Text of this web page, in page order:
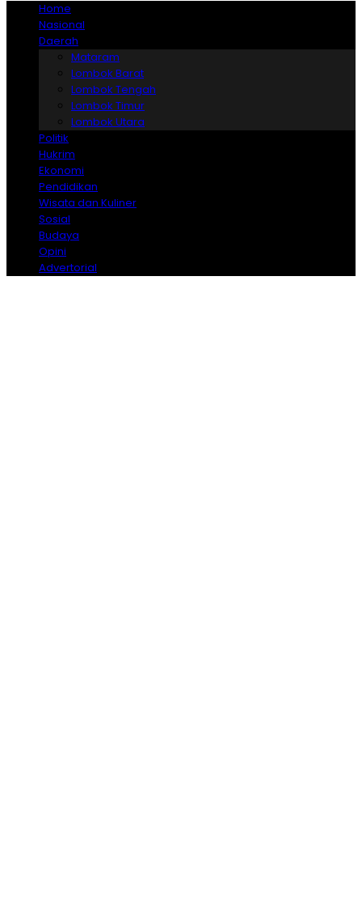
Home
Nasional
Daerah
Mataram
Lombok Barat
Lombok Tengah
Lombok Timur
Lombok Utara
Politik
Hukrim
Ekonomi
Pendidikan
Wisata dan Kuliner
Sosial
Budaya
Opini
Advertorial